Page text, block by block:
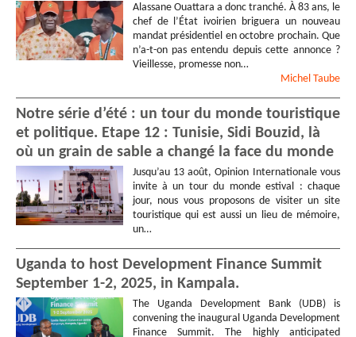
Alassane Ouattara a donc tranché. À 83 ans, le
chef de l’État ivoirien briguera un nouveau
mandat présidentiel en octobre prochain. Que
n’a-t-on pas entendu depuis cette annonce ?
Vieillesse, promesse non…
Michel Taube
Notre série d’été : un tour du monde touristique
et politique. Etape 12 : Tunisie, Sidi Bouzid, là
où un grain de sable a changé la face du monde
Jusqu’au 13 août, Opinion Internationale vous
invite à un tour du monde estival : chaque
jour, nous vous proposons de visiter un site
touristique qui est aussi un lieu de mémoire,
un…
Uganda to host Development Finance Summit
September 1-2, 2025, in Kampala.
The Uganda Development Bank (UDB) is
convening the inaugural Uganda Development
Finance Summit. The highly anticipated